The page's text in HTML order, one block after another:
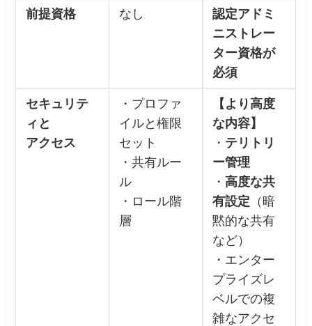
前提資格 なし
認定アドミ
ニストレー
ター資格が
必須
セキュリテ
ィと
アクセス
・プロファ
イルと権限
セット
・共有ルー
ル
・ロール階
層
【より高度
な内容】
・ テリトリ
ー管理
・ 高度な共
有設定 （暗
黙的な共有
など）
・エンター
プライズレ
ベルでの複
雑なアクセ